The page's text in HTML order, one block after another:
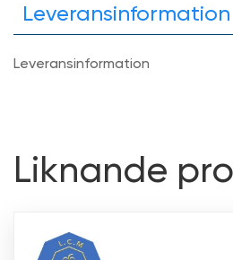
Leveransinformation
Leveransinformation
Liknande